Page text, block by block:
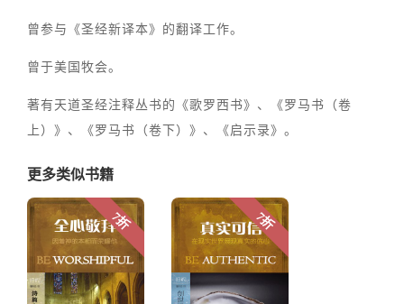
曾参与《圣经新译本》的翻译工作。
曾于美国牧会。
著有天道圣经注释丛书的《歌罗西书》、《罗马书（卷
上）》、《罗马书（卷下）》、《启示录》。
更多类似书籍